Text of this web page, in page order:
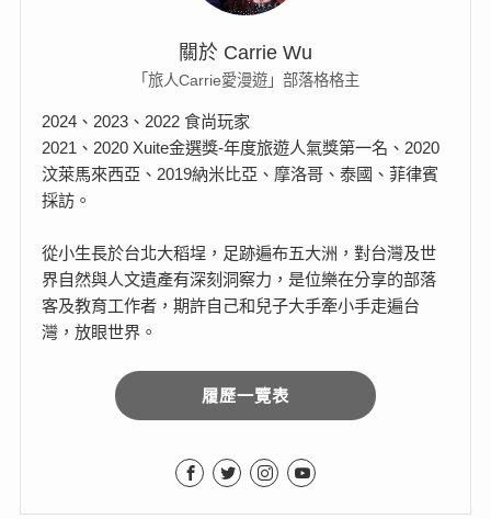
關於 Carrie Wu
「旅人Carrie愛漫遊」部落格格主
2024、2023、2022 食尚玩家
2021、2020 Xuite金選獎-年度旅遊人氣獎第一名、2020
汶萊馬來西亞、2019納米比亞、摩洛哥、泰國、菲律賓
採訪。
從小生長於台北大稻埕，足跡遍布五大洲，對台灣及世
界自然與人文遺產有深刻洞察力，是位樂在分享的部落
客及教育工作者，期許自己和兒子大手牽小手走遍台
灣，放眼世界。
履歷一覽表